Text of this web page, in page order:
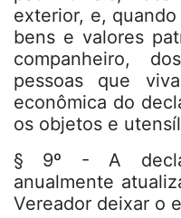
exterior, e,
bens e valores
companheiro,
pessoas que
econômica do
os objetos e
§ 9º - A
anualmente
Vereador deixar o